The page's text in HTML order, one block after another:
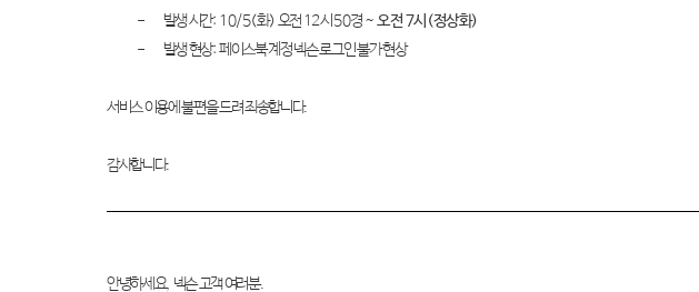
-
발생 시간: 10/5(화) 오전 12시 50경~오전7시 (정상화)
-
발생 현상:페이스북 계정 넥슨 로그인 불가 현상
서비스 이용에 불편을 드려 죄송합니다.
감사합니다.
안녕하세요, 넥슨 고객 여러분.